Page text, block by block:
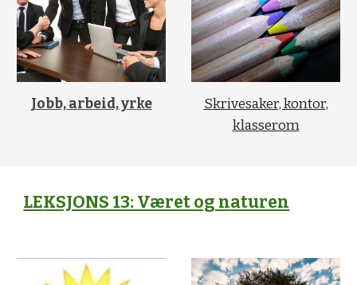
Jobb, arbeid, yrke
Skrivesaker, kontor,
klasserom
LEKSJONS 13: Været og naturen